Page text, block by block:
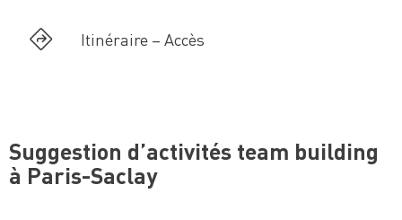
Itinéraire – Accès
Suggestion d’activités team building
à Paris-Saclay